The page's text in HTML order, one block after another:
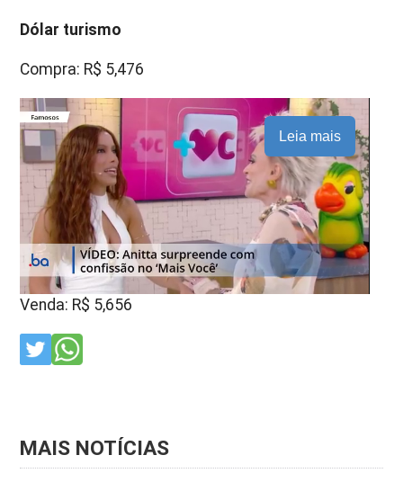
Dólar turismo
Compra: R$ 5,476
Leia mais
Venda: R$ 5,656
MAIS NOTÍCIAS